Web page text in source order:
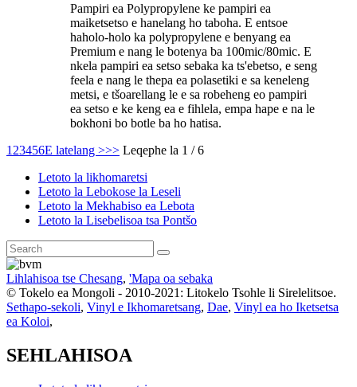
Pampiri ea Polypropylene ke pampiri ea
maiketsetso e hanelang ho taboha. E entsoe
haholo-holo ka polypropylene e benyang ea
Premium e nang le botenya ba 100mic/80mic. E
nkela pampiri ea setso sebaka ka ts'ebetso, e seng
feela e nang le thepa ea polasetiki e sa keneleng
metsi, e tšoarellang le e sa robeheng eo pampiri
ea setso e ke keng ea e fihlela, empa hape e na le
bokhoni bo botle ba ho hatisa.
1 23456E latelang >>> Leqephe la 1 / 6
Letoto la likhomaretsi
Letoto la Lebokose la Leseli
Letoto la Mekhabiso ea Lebota
Letoto la Lisebelisoa tsa Pontšo
Lihlahisoa tse Chesang, 'Mapa oa sebaka
© Tokelo ea Mongoli - 2010-2021: Litokelo Tsohle li Sirelelitsoe.
Sethapo-sekoli, Vinyl e Ikhomaretsang, Dae, Vinyl ea ho Iketsetsa
ea Koloi,
SEHLAHISOA